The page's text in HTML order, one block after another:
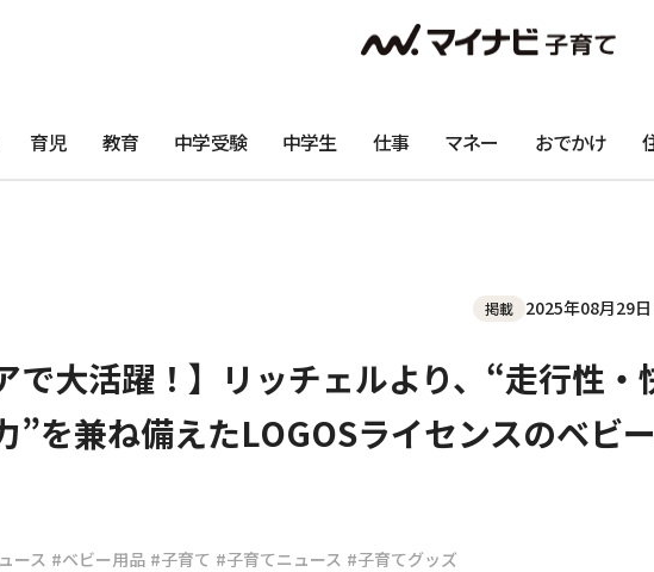
育児 教育 中学受験 中学生 仕事 マネー おでかけ
掲載 2025年08月29
で大活躍！】リッチェルより、“走行性・
”を兼ね備えたLOGOSライセンスのベビ
ース #ベビー用品 #子育て #子育てニュース #子育てグッズ